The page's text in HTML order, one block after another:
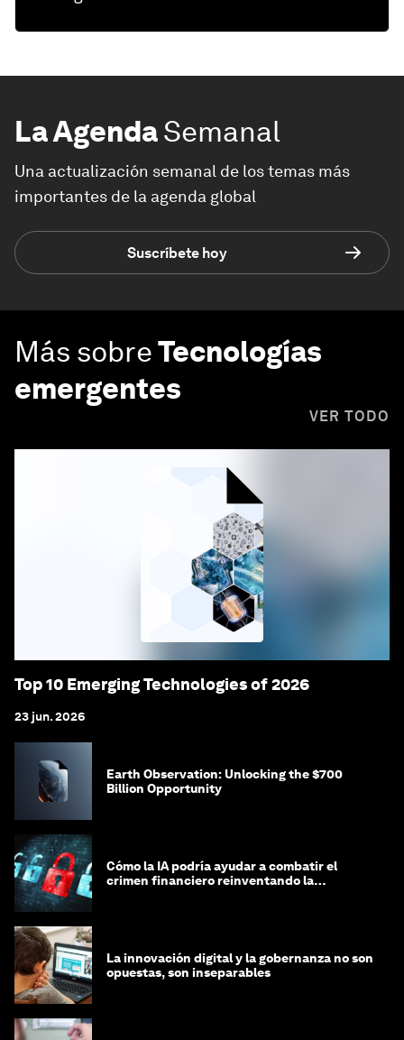
La AgendaSemanal
Una actualización semanal de los temas más
importantes de la agenda global
Suscríbete hoy
Más sobreTecnologías
emergentes
VER TODO
Top 10 Emerging Technologies of 2026
23 jun. 2026
Earth Observation: Unlocking the $700
Billion Opportunity
Cómo la IA podría ayudar a combatir el
crimen financiero reinventando la
La innovación digital y la gobernanza no son
opuestas, son inseparables